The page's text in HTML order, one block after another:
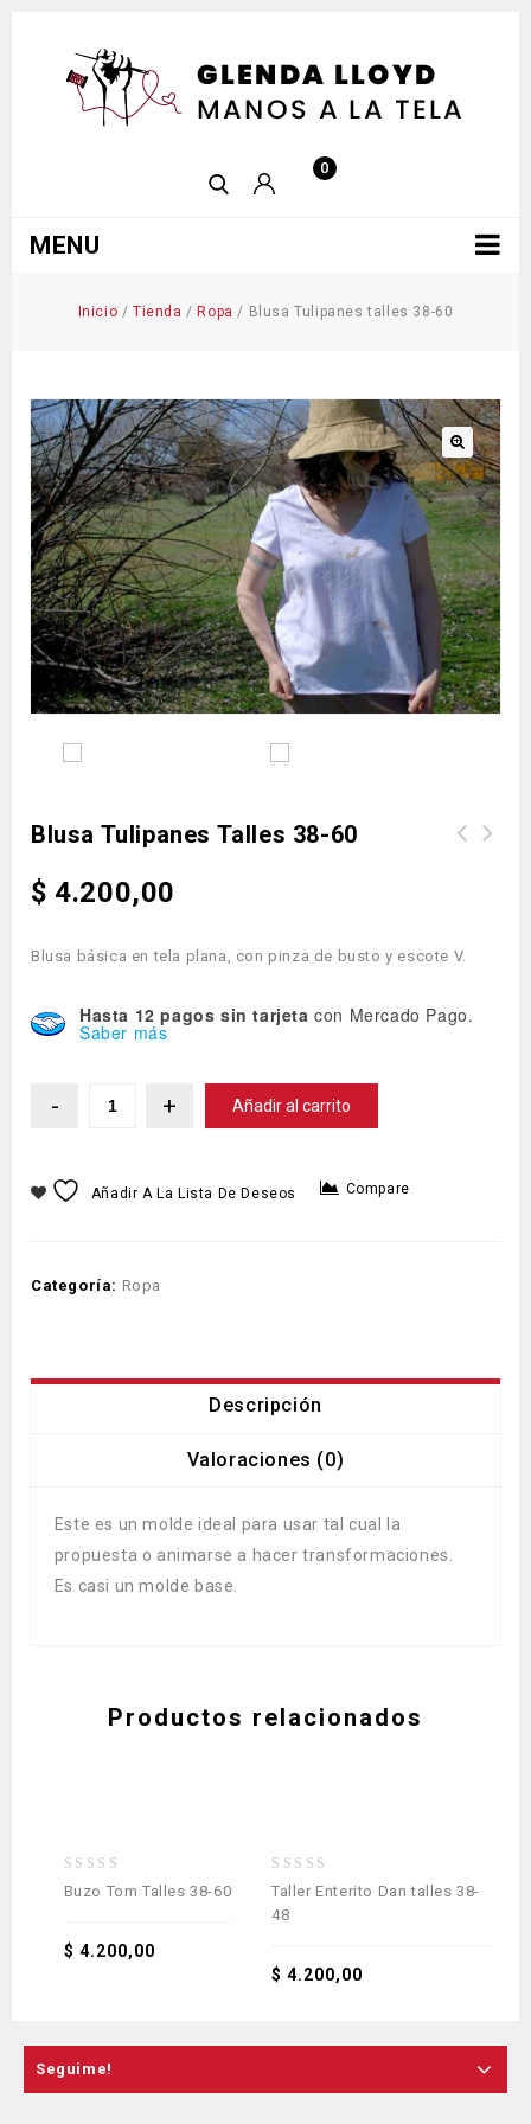
0
MENU
Inicio / Tienda / Ropa / Blusa Tulipanes talles 38-60
🔍
Blusa Tulipanes Talles 38-60
$ 4.200,00
Blusa básica en tela plana, con pinza de busto y escote V.
Hasta 12 pagos sin tarjeta con Mercado Pago.
Saber más
Añadir al carrito
Añadir A La Lista De Deseos Compare
Categoría: Ropa
Descripción
Valoraciones (0)
Este es un molde ideal para usar tal cual la
propuesta o animarse a hacer transformaciones.
Es casi un molde base.
Productos relacionados
0
5
Buzo Tom Talles 38-60
$ 4.200,00
0
out
Taller Enterito Dan talles 38-
48
$ 4.200,00
Seguime!